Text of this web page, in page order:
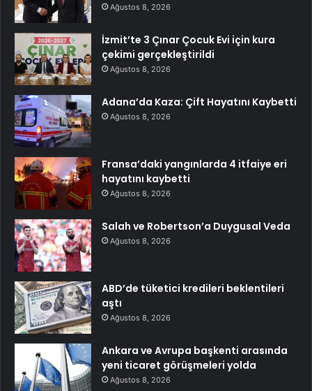
Ağustos 8, 2026
İzmit’te 3 Çınar Çocuk Evi için kura
çekimi gerçekleştirildi
Ağustos 8, 2026
Adana’da Kaza: Çift Hayatını Kaybetti
Ağustos 8, 2026
Fransa’daki yangınlarda 4 itfaiye eri
hayatını kaybetti
Ağustos 8, 2026
Salah ve Robertson’a Duygusal Veda
Ağustos 8, 2026
ABD’de tüketici kredileri beklentileri
aştı
Ağustos 8, 2026
Ankara ve Avrupa başkenti arasında
yeni ticaret görüşmeleri yolda
Ağustos 8, 2026